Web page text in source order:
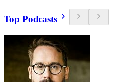
Top Podcasts